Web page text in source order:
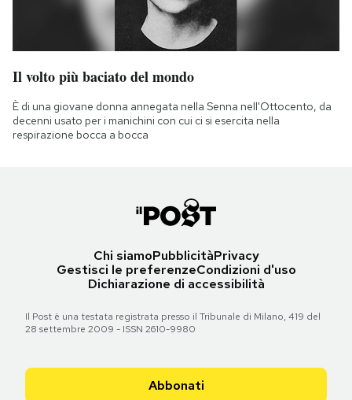
Il volto più baciato del mondo
È di una giovane donna annegata nella Senna nell'Ottocento, da
decenni usato per i manichini con cui ci si esercita nella
respirazione bocca a bocca
Chi siamoPubblicitàPrivacy
Gestisci le preferenzeCondizioni d'uso
Dichiarazione di accessibilità
Il Post è una testata registrata presso il Tribunale di Milano, 419 del
28 settembre 2009 - ISSN 2610-9980
Abbonati